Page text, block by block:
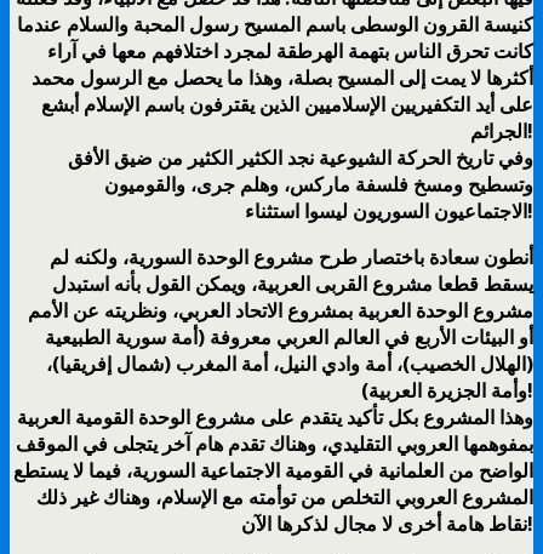
كنيسة القرون الوسطى باسم المسيح رسول المحبة والسلام عندما
كانت تحرق الناس بتهمة الهرطقة لمجرد اختلافهم معها في آراء
أكثرها لا يمت إلى المسيح بصلة، وهذا ما يحصل مع الرسول محمد
على أيد التكفيريين الإسلاميين الذين يقترفون باسم الإسلام أبشع
الجرائم!
وفي تاريخ الحركة الشيوعية نجد الكثير الكثير من ضيق الأفق
وتسطيح ومسخ فلسفة ماركس، وهلم جرى، والقوميون
الاجتماعيون السوريون ليسوا استثناء!
أنطون سعادة باختصار طرح مشروع الوحدة السورية، ولكنه لم
يسقط قطعا مشروع القربى العربية، ويمكن القول بأنه استبدل
مشروع الوحدة العربية بمشروع الاتحاد العربي، ونظريته عن الأمم
أو البيئات الأربع في العالم العربي معروفة (أمة سورية الطبيعية
(الهلال الخصيب)، أمة وادي النيل، أمة المغرب (شمال إفريقيا)،
وأمة الجزيرة العربية)!
وهذا المشروع بكل تأكيد يتقدم على مشروع الوحدة القومية العربية
بمفوهمها العروبي التقليدي، وهناك تقدم هام آخر يتجلى في الموقف
الواضح من العلمانية في القومية الاجتماعية السورية، فيما لا يستطع
المشروع العروبي التخلص من توأمته مع الإسلام، وهناك غير ذلك
نقاط هامة أخرى لا مجال لذكرها الآن!